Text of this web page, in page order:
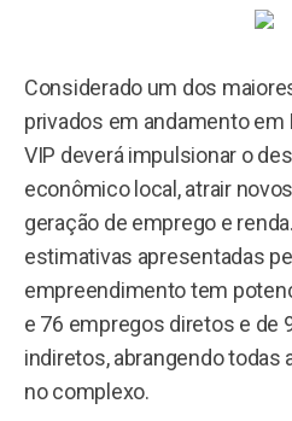
Considerado um dos
privados em andamento em
VIP deverá impulsionar o
econômico local, atrair
geração de emprego e
estimativas apresentadas
empreendimento tem
e 76 empregos diretos e de
indiretos, abrangendo todas
no complexo.